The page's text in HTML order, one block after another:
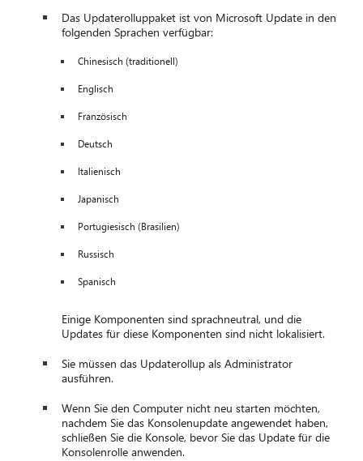
Das Updaterolluppaket ist von Microsoft Update in den
folgenden Sprachen verfügbar:
Chinesisch (traditionell)
Englisch
Französisch
Deutsch
Italienisch
Japanisch
Portugiesisch (Brasilien)
Russisch
Spanisch
Einige Komponenten sind sprachneutral, und die
Updates für diese Komponenten sind nicht lokalisiert.
Sie müssen das Updaterollup als Administrator
ausführen.
Wenn Sie den Computer nicht neu starten möchten,
nachdem Sie das Konsolenupdate angewendet haben,
schließen Sie die Konsole, bevor Sie das Update für die
Konsolenrolle anwenden.